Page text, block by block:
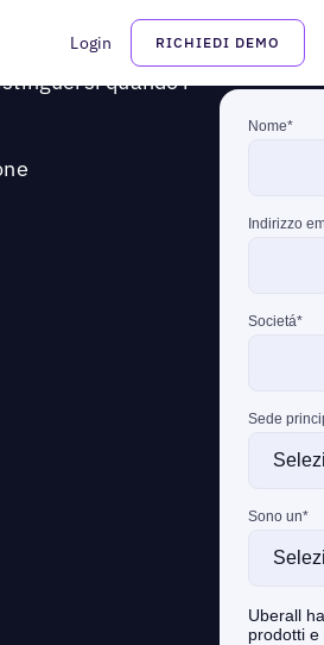
Login RICHIEDI DEMO
di
quando i